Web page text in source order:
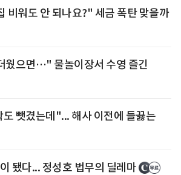
비워도 안 되나요?" 세금 폭탄 맞을까
웠으면…" 물놀이장서 수영 즐긴
뺏겼는데"... 해사 이전에 들끓는
됐다... 정성호 법무의 딜레마